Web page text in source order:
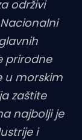
održivi
prirodne
u morskim
zaštite
najbolji je
i